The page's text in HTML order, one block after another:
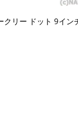
クリー ドット 9イン